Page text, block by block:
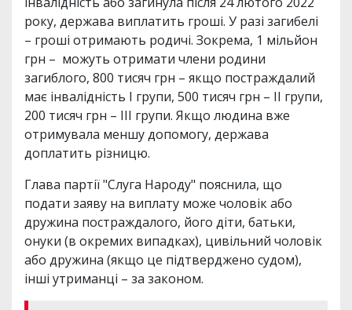
року, держава виплатить гроші. У разі загибелі
– гроші отримають родичі. Зокрема, 1 мільйон
грн – можуть отримати члени родини
загиблого, 800 тисяч грн – якщо постраждалий
має інвалідність І групи, 500 тисяч грн – ІІ групи,
200 тисяч грн – ІІІ групи. Якщо людина вже
отримувала меншу допомогу, держава
доплатить різницю.
Глава партії "Слуга Народу" пояснила, що
подати заяву на виплату може чоловік або
дружина постраждалого, його діти, батьки,
онуки (в окремих випадках), цивільний чоловік
або дружина (якщо це підтверджено судом),
інші утриманці – за законом.